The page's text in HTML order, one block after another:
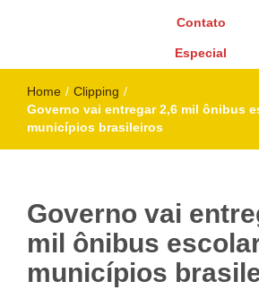
Contato
Especial
Home / Clipping /
Governo vai entregar 2,6 mil ônibus
municípios brasileiros
Governo vai
mil ônibus
municípios